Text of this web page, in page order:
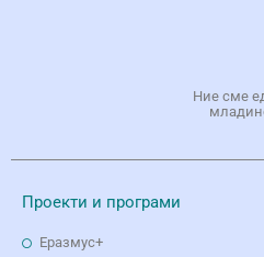
Ние сме
Проекти и програми
Еразмус+